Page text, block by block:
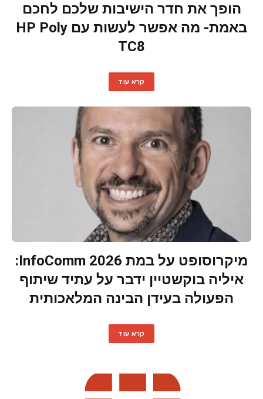
הופך את חדר הישיבות שלכם לחכם
באמת- מה אפשר לעשות עם HP Poly
TC8
קרא עוד
מיקרוסופט על במת InfoComm 2026:
איליה בוקשטיין ידבר על עתיד שיתוף
הפעולה בעידן הבינה המלאכותית
קרא עוד